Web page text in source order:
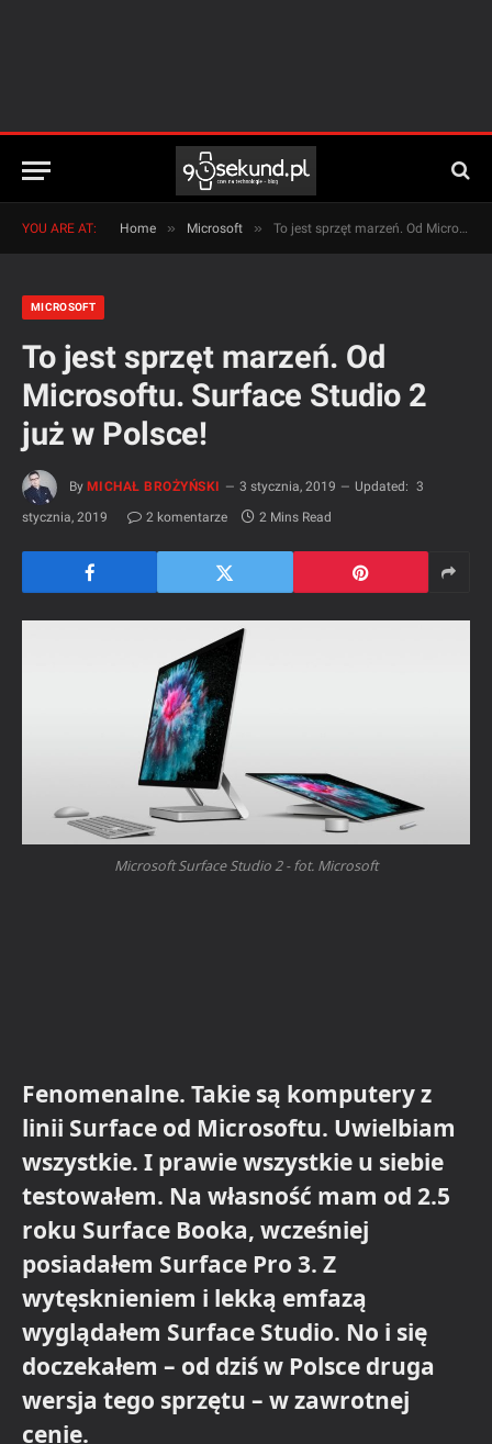
YOU ARE AT: Home » Microsoft » To jest sprzęt marzeń. Od Microsoftu. Surface Studio 2 już w Polsce!
MICROSOFT
To jest sprzęt marzeń. Od
Microsoftu. Surface Studio 2
już w Polsce!
By MICHAŁ BROŻYŃSKI 3 stycznia, 2019 Updated: 3
stycznia, 2019
2 komentarze 2 Mins Read
Microsoft Surface Studio 2 - fot. Microsoft
Fenomenalne. Takie są komputery z
linii Surface od Microsoftu. Uwielbiam
wszystkie. I prawie wszystkie u siebie
testowałem. Na własność mam od 2.5
roku Surface Booka, wcześniej
posiadałem Surface Pro 3. Z
wytęsknieniem i lekką emfazą
wyglądałem Surface Studio. No i się
doczekałem – od dziś w Polsce druga
wersja tego sprzętu – w zawrotnej
cenie.